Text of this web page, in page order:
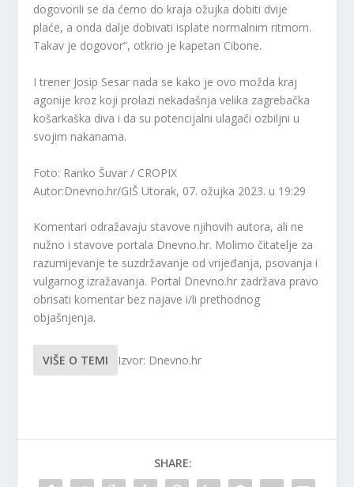
dogovorili se da ćemo do kraja ožujka dobiti dvije
plaće, a onda dalje dobivati ​​isplate normalnim ritmom.
Takav je dogovor”, otkrio je kapetan Cibone.
I trener Josip Sesar nada se kako je ovo možda kraj
agonije kroz koji prolazi nekadašnja velika zagrebačka
košarkaška diva i da su potencijalni ulagači ozbiljni u
svojim nakanama.
Foto: Ranko Šuvar / CROPIX
Autor:Dnevno.hr/GIŠ Utorak, 07. ožujka 2023. u 19:29
Komentari odražavaju stavove njihovih autora, ali ne
nužno i stavove portala Dnevno.hr. Molimo čitatelje za
razumijevanje te suzdržavanje od vrijeđanja, psovanja i
vulgarnog izražavanja. Portal Dnevno.hr zadržava pravo
obrisati komentar bez najave i/li prethodnog
objašnjenja.
VIŠE O TEMI Izvor: Dnevno.hr
SHARE: